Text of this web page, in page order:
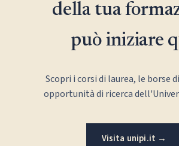
della tua
può iniziare
Scopri i corsi di laurea, le borse
opportunità di ricerca
Visita unipi.it →